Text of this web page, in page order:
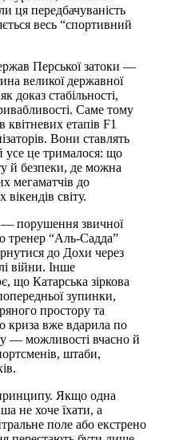
ця передбачуваність
весь “спортивний
Перської затоки —
великої державної
доказ стабільності,
Саме тому
етапів F1
Вони ставлять
усе це трималося: що
й безпеки, де можна
мегаматчів до
світу.
порушення звичної
тренер “Аль-Садда”
до Дохи через
війни. Інше
що Катарська зіркова
зупинки,
простору та
криза вже вдарила по
— можливості вчасно й
штаби,
Якщо одна
не хоче їхати, а
поле або екстрено